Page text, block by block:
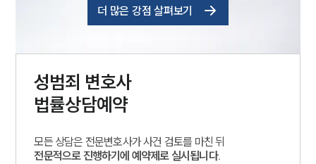
더 많은 강점 살펴보기
성범죄 변호사
법률상담예약
모든 상담은 전문변호사가 사건 검토를 마친 뒤
전문적으로 진행하기에 예약제로 실시됩니다.